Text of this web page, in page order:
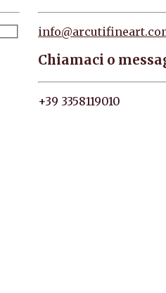
Chiamaci o
+39 3358119010